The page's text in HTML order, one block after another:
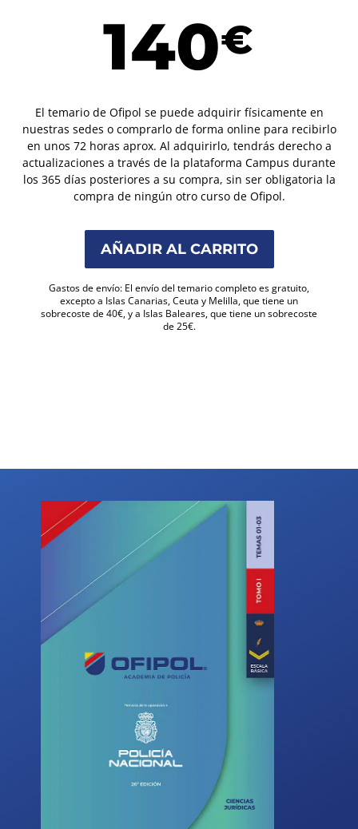
140€
El temario de Ofipol se puede adquirir físicamente en
nuestras sedes o comprarlo de forma online para recibirlo
en unos 72 horas aprox. Al adquirirlo, tendrás derecho a
actualizaciones a través de la plataforma Campus durante
los 365 días posteriores a su compra, sin ser obligatoria la
compra de ningún otro curso de Ofipol.
AÑADIR AL CARRITO
Gastos de envío: El envío del temario completo es gratuito,
excepto a Islas Canarias, Ceuta y Melilla, que tiene un
sobrecoste de 40€, y a Islas Baleares, que tiene un sobrecoste
de 25€.